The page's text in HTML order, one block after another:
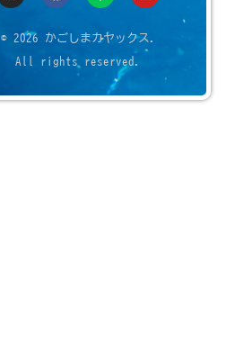
© 2026 かごしまカヤックス.
All rights reserved.